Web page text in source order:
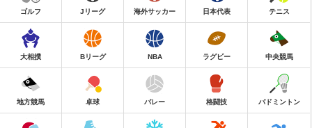
ゴルフ Jリーグ 海外サッカー 日本代表 テニス
大相撲 Bリーグ NBA ラグビー 中央競馬
地方競馬 卓球 バレー 格闘技 バドミントン